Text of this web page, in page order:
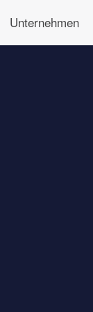
Unternehmen